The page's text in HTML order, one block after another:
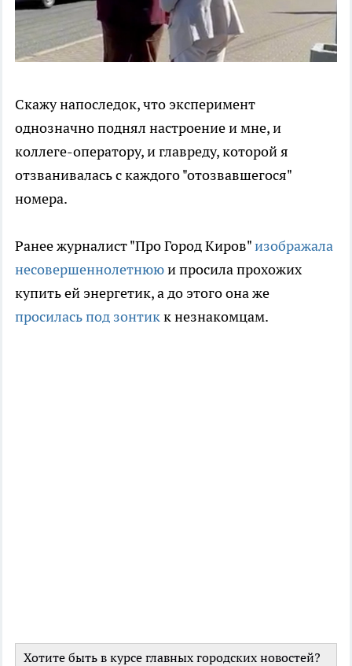
Скажу напоследок, что эксперимент
однозначно поднял настроение и мне, и
коллеге-оператору, и главреду, которой я
отзванивалась с каждого "отозвавшегося"
номера.
Ранее журналист "Про Город Киров"изображала
несовершеннолетнююи просила прохожих
купить ей энергетик, а до этого она же
просилась под зонтикк незнакомцам.
Хотите быть в курсе главных городских новостей?